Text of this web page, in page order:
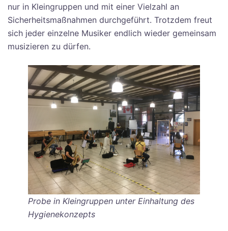
nur in Kleingruppen und mit einer Vielzahl an
Sicherheitsmaßnahmen durchgeführt. Trotzdem freut
sich jeder einzelne Musiker endlich wieder gemeinsam
musizieren zu dürfen.
Probe in Kleingruppen unter Einhaltung des
Hygienekonzepts